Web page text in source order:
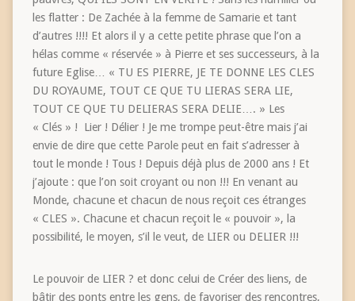
les flatter : De Zachée à la femme de Samarie et tant
d’autres !!!! Et alors il y a cette petite phrase que l’on a
hélas comme « réservée » à Pierre et ses successeurs, à la
future Eglise… « TU ES PIERRE, JE TE DONNE LES CLES
DU ROYAUME, TOUT CE QUE TU LIERAS SERA LIE,
TOUT CE QUE TU DELIERAS SERA DELIE…. » Les
« Clés » ! Lier ! Délier ! Je me trompe peut-être mais j’ai
envie de dire que cette Parole peut en fait s’adresser à
tout le monde ! Tous ! Depuis déjà plus de 2000 ans ! Et
j’ajoute : que l’on soit croyant ou non !!! En venant au
Monde, chacune et chacun de nous reçoit ces étranges
« CLES ». Chacune et chacun reçoit le « pouvoir », la
possibilité, le moyen, s’il le veut, de LIER ou DELIER !!!
Le pouvoir de LIER ? et donc celui de Créer des liens, de
bâtir des ponts entre les gens, de favoriser des rencontres,